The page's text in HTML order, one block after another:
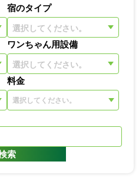
宿のタイプ
選択してください。
ワンちゃん用設備
選択してください。
料金